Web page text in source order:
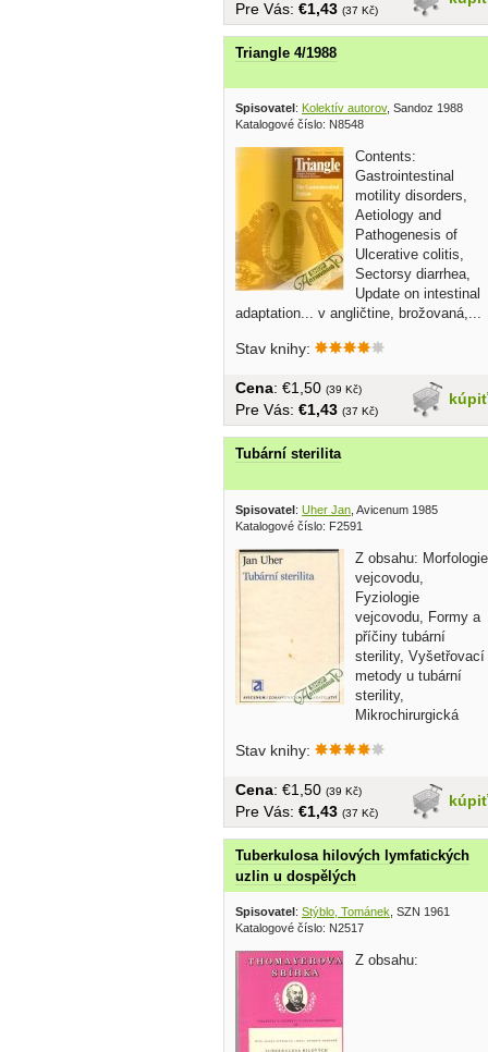
Pre Vás: €1,43 (37 Kč)
Triangle 4/1988
Spisovatel : Kolektív autorov, Sandoz 1988
Katalogové číslo: N8548
Contents:
Gastrointestinal
motility disorders,
Aetiology and
Pathogenesis of
Ulcerative colitis,
Sectorsy diarrhea,
Update on intestinal
adaptation... v angličtine, brožovaná,...
Stav knihy:
kúpiť
Cena: €1,50 (39 Kč)
Pre Vás: €1,43 (37 Kč)
Tubární sterilita
Spisovatel: Uher Jan , Avicenum 1985
Katalogové číslo: F2591
Z obsahu: Morfologie
vejcovodu,
Fyziologie
vejcovodu, Formy a
příčiny tubární
sterility, Vyšetřovací
metody u tubární
sterility,
Mikrochirurgická
Stav knihy:
kúpiť
Cena: €1,50 (39 Kč)
Pre Vás: €1,43 (37 Kč)
Tuberkulosa hilových lymfatických
uzlin u dospělých
Spisovatel: Stýblo, Tománek , SZN 1961
Katalogové číslo: N2517
Z obsahu: